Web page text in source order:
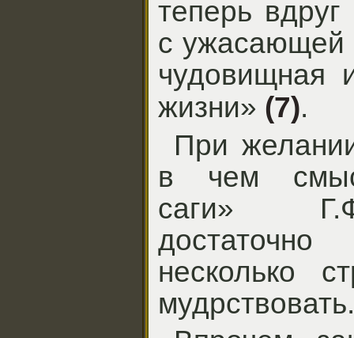
теперь
с ужасающей
чудовищная
жизни» (7).
При
в чем
саги»
несколько
мудрствовать.